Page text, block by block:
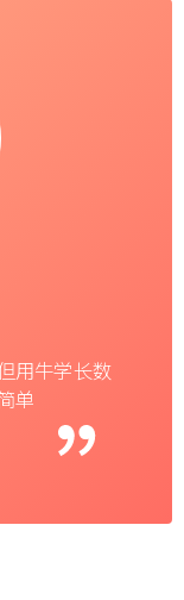
用牛学长数
单